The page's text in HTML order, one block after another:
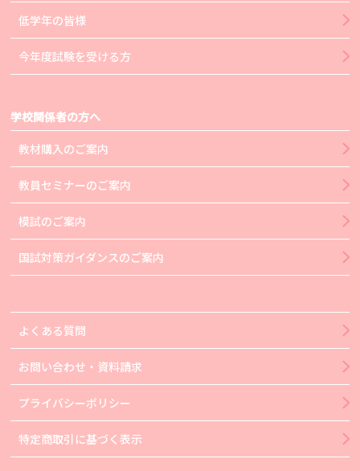
低学年の皆様
今年度試験を受ける方
学校関係者の方へ
教材購入のご案内
教員セミナーのご案内
模試のご案内
国試対策ガイダンスのご案内
よくある質問
お問い合わせ・資料請求
プライバシーポリシー
特定商取引に基づく表示